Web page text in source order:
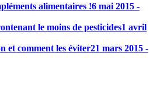
alimentaires !6 mai 2015 -
le moins de pesticides1 avril
et comment les éviter21 mars 2015 -